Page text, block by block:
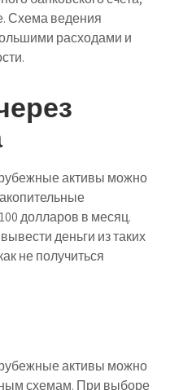
Схема ведения
расходами и
активы можно
долларов в месяц.
деньги из таких
не получиться
активы можно
схемам. При выборе